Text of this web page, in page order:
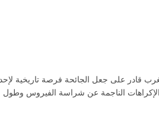
قادر على جعل الجائحة فرصة تاريخية
الناجمة عن شراسة الفيروس وطول